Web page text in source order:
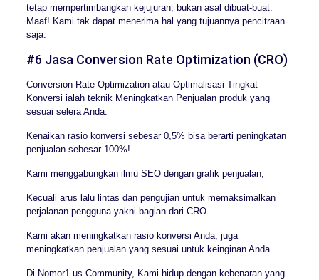
tetap mempertimbangkan kejujuran, bukan asal dibuat-buat.
Maaf! Kami tak dapat menerima hal yang tujuannya pencitraan
saja.
#6 Jasa Conversion Rate Optimization (CRO)
Conversion Rate Optimization atau Optimalisasi Tingkat
Konversi ialah teknik Meningkatkan Penjualan produk yang
sesuai selera Anda.
Kenaikan rasio konversi sebesar 0,5% bisa berarti peningkatan
penjualan sebesar 100%!.
Kami menggabungkan ilmu SEO dengan grafik penjualan,
Kecuali arus lalu lintas dan pengujian untuk memaksimalkan
perjalanan pengguna yakni bagian dari CRO.
Kami akan meningkatkan rasio konversi Anda, juga
meningkatkan penjualan yang sesuai untuk keinginan Anda.
Di Nomor1.us Community, Kami hidup dengan kebenaran yang